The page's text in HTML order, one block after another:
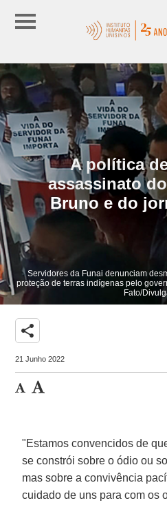
A política
assassinato
Bruno e do
Servidores da Funai denunciam
proteção de terras indígenas pelo
Fato/
share
21 Junho 2022
"Estamos convencidos de
se constrói sobre o ódio ou
mas sobre a convivência
cuidado de uns para com os